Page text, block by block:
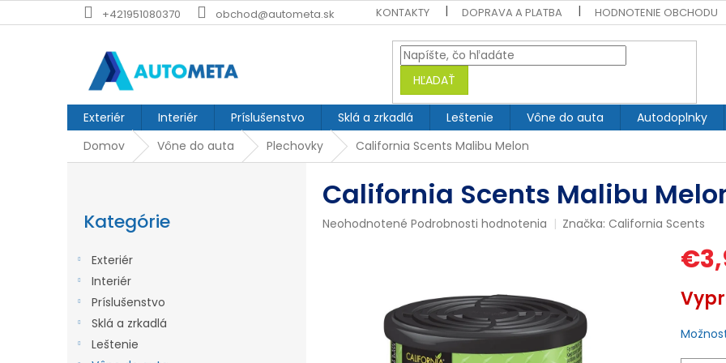
na
+421951080370 obchod@autometa.sk KONTAKTY DOPRAVA A PLATBA HODNOTENIE OBCHODU
HĽADAŤ
Exteriér Interiér Príslušenstvo Sklá a zrkadlá Leštenie Vône do auta Autodoplnky
Domov
Vône do auta Plechovky California Scents Malibu Melon
ý
p
a
n
e
kategórie
Kategórie
Exteriér
Interiér
Príslušenstvo
Sklá a zrkadlá
Leštenie
California Scents Malibu
Priemerné
hviezdičiek.
Neohodnotené Podrobnosti hodnotenia Značka:California Scents
cena: